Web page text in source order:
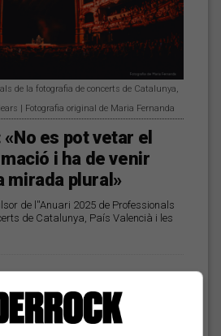
de la fotografia de concerts de Catalunya,
| Fotografia original de Maria Fernanda
es pot vetar el
i ha de venir
mirada plural»
de l''Anuari 2025 de Professionals
de Catalunya, País Valencià i les
futbol català: Deskarats